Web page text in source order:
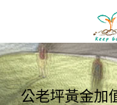
公老坪黃金加